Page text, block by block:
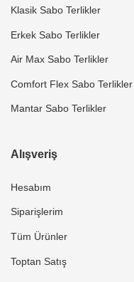
Klasik Sabo Terlikler
Erkek Sabo Terlikler
Air Max Sabo Terlikler
Comfort Flex Sabo Terlikler
Mantar Sabo Terlikler
Alışveriş
Hesabım
Siparişlerim
Tüm Ürünler
Toptan Satış